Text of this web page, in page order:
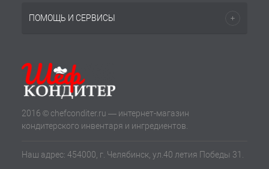
ПОМОЩЬ И СЕРВИСЫ
2016 © chefconditer.ru — интернет-магазин
кондитерского инвентаря и ингредиентов.
Наш адрес: 454000, г. Челябинск, ул.40 летия Победы 31.